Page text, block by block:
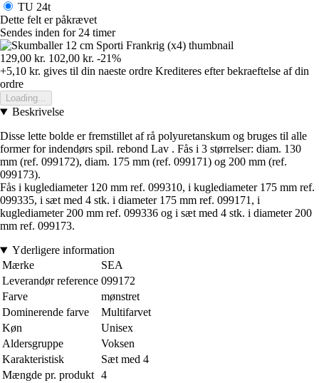
TU 24t
Dette felt er påkrævet
Sendes inden for 24 timer
129,00 kr. 102,00 kr. -21%
+5,10 kr. gives til din naeste ordre Krediteres efter bekraeftelse af din
ordre
Loading...
Beskrivelse
Disse lette bolde er fremstillet af rå polyuretanskum og bruges til alle
former for indendørs spil. rebond Lav . Fås i 3 størrelser: diam. 130
mm (ref. 099172), diam. 175 mm (ref. 099171) og 200 mm (ref.
099173).
Fås i kuglediameter 120 mm ref. 099310, i kuglediameter 175 mm ref.
099335, i sæt med 4 stk. i diameter 175 mm ref. 099171, i
kuglediameter 200 mm ref. 099336 og i sæt med 4 stk. i diameter 200
mm ref. 099173.
Yderligere information
Mærke
SEA
Leverandør reference 099172
Farve
mønstret
Dominerende farve
Multifarvet
Køn
Unisex
Aldersgruppe
Voksen
Karakteristisk
Sæt med 4
Mængde pr. produkt 4